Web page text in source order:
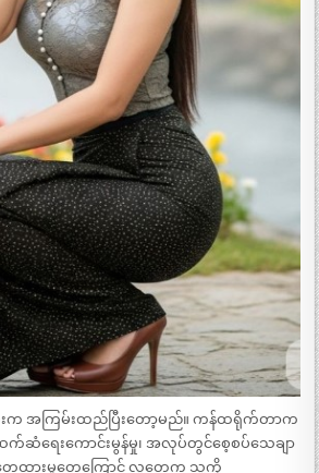
အကြမ်းထည်ပြီးတော့မည်။ ကန်ထရိုက်တာက
က်ဆံရေးကောင်းမွန်မှု၊ အလုပ်တွင်စေ့စပ်သေချာ
တွေထားမှုတွေကြောင့် လူတွေက သူ့ကို